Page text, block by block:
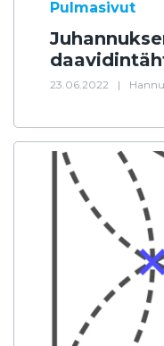
Pulmasivut
23.06.2022 |